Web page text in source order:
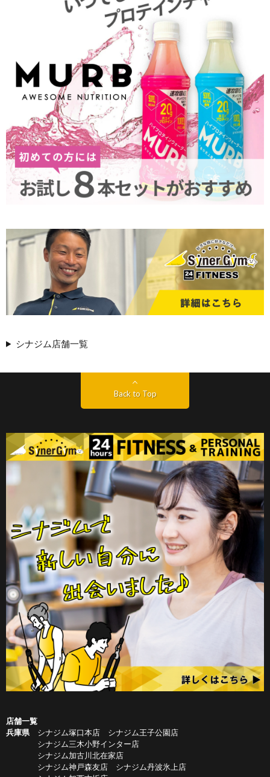
シナジム店舗一覧
Back to Top
店舗一覧
兵庫県
シナジム塚口本店
シナジム王子公園店
シナジム三木小野インター店
シナジム加古川北在家店
シナジム神戸森友店
シナジム丹波氷上店